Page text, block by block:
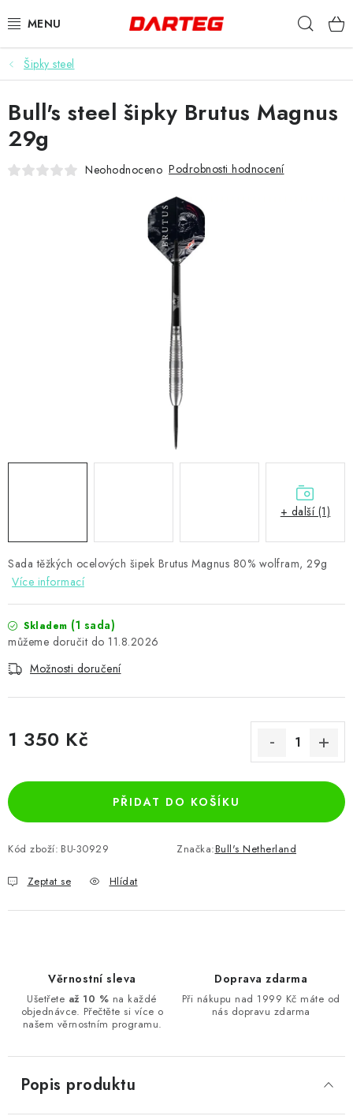
na
ŠIPKY
TERČE
DOPLŇKY K TERČI
Kontakty Hodnocení obchodu
Šipky steel
Sada těžkých ocelových šipek Brutus Magnus 80% wolfram, 29g
Více informací
Skladem (1 sada)
11.8.2026
Možnosti doručení
1 350 Kč
PŘIDAT DO KOŠÍKU
Kód zboží: BU-30929 Značka:Bull's Netherland
Zeptat se Hlídat
Bull's steel šipky Brutus Magnus
29g
Neohodnoceno Podrobnosti hodnocení
+ další (1)
Věrnostní sleva
Ušetřete až 10 % na každé
objednávce. Přečtěte si více o
našem věrnostním programu.
Doprava zdarma
Při nákupu nad 1999 Kč máte od
nás dopravu zdarma
Popis produktu